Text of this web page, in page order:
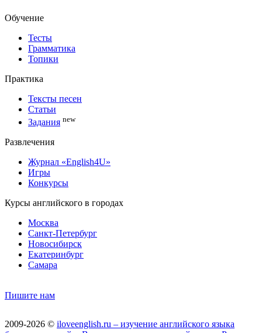
Обучение
Тесты
Грамматика
Топики
Практика
Тексты песен
Статьи
Задания new
Развлечения
Журнал «English4U»
Игры
Конкурсы
Курсы английского в городах
Москва
Санкт-Петербург
Новосибирск
Екатеринбург
Самара
Пишите нам
2009-2026 © iloveenglish.ru – изучение английского языка